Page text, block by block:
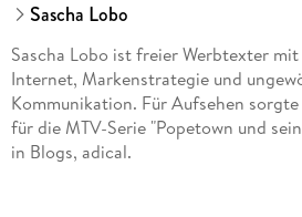
Sascha Lobo
Sascha Lobo ist freier Werbtexter
Internet, Markenstrategie und
Kommunikation. Für Aufsehen
für die MTV-Serie "Popetown und
in Blogs, adical.